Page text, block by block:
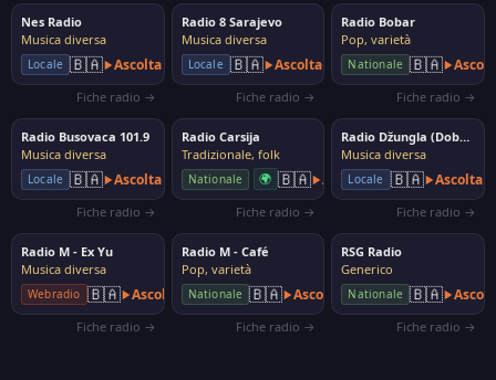
Nes Radio
Musica diversa
Locale 🇧🇦 Ascolta
Fiche radio →
Radio 8 Sarajevo
Musica diversa
Locale 🇧🇦 Ascolta
Fiche radio →
Radio Bobar
Pop, varietà
Nationale 🇧🇦
Fiche radio →
Radio Busovaca 101.9
Musica diversa
Locale 🇧🇦 Ascolta
Fiche radio →
Radio Carsija
Tradizionale, folk
Nationale 🌍 🇧🇦 Ascolta
Fiche radio →
Radio Džungla (Doboj)
Musica diversa
Locale 🇧🇦 Ascolta
Fiche radio →
Radio M - Ex Yu
Musica diversa
Webradio 🇧🇦 Ascolta
Fiche radio →
Radio M - Café
Pop, varietà
Nationale 🇧🇦 Ascolta
Fiche radio →
RSG Radio
Generico
Nationale 🇧🇦
Fiche radio →